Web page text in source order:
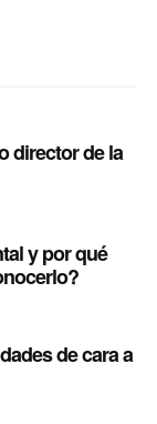
director de la
y por qué
de cara a